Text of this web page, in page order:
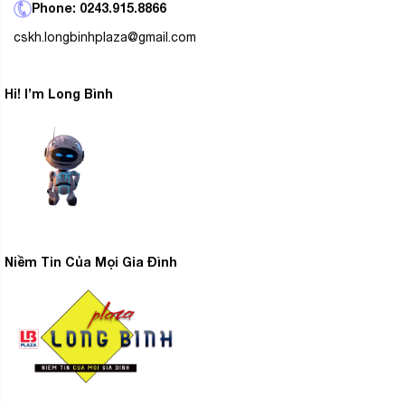
Khối lượng giặt 10.5 kg, phù hợp
Toshiba Inverter AW-DUK1150HV (MG) sở hữu khối
hộ gia đình có trên 7 người. Tuy nhiên, ở những gia đình
ít người hơn vẫn có thể chọn máy giặt này với nhu cầu
làm sạch nhiều quần áo trong mỗi lần giặt.
Gam màu trung tính, trang bị nắp
Phone: 0243.915.8866
cskh.longbinhplaza@gmail.com
Hi! I’m Long Bình
Niềm Tin Của Mọi Gia Đình